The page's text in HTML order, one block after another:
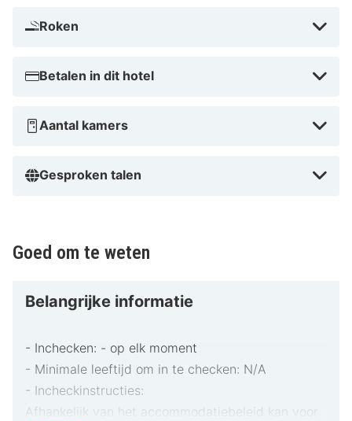
Novling Church en op 6,1 km van Textilforum.
Roken
Betalen in dit hotel
Aantal kamers
Gesproken talen
Goed om te weten
Belangrijke informatie
- Inchecken: - op elk moment
- Minimale leeftijd om in te checken: N/A
- Incheckinstructies:
Afhankelijk van het accommodatiebeleid kan voor